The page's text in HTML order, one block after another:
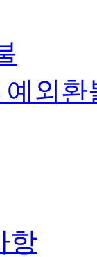
예외환
항